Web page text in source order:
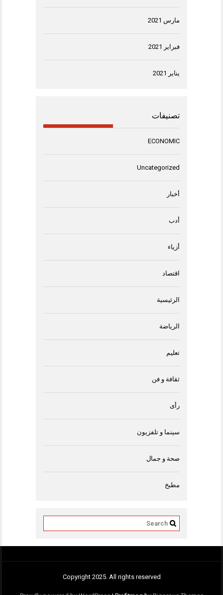
مارس 2021
فبراير 2021
يناير 2021
تصنيفات
ECONOMIC
Uncategorized
أخبار
أدب
أزياء
اقتصاد
الرئيسية
الرياضة
تعليم
ثقافة و فن
رأى
سينما و تلفزيون
صحة و جمال
مطبخ
Copyright 2025. All rights reserved